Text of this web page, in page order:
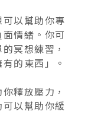
以幫助你專
情緒。你可
冥想練習，
的東西」。
釋放壓力，
以幫助你緩